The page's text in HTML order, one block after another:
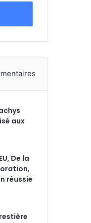
aux
De la
réussie